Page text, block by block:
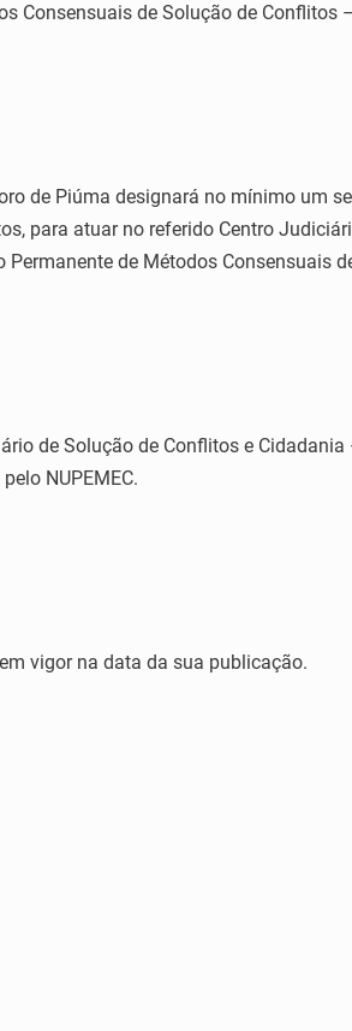
Consensuais de Solução de Conflitos
de Piúma designará no mínimo um
para atuar no referido Centro
de Métodos Consensuais
de Solução de Conflitos e
NUPEMEC.
vigor na data da sua publicação.